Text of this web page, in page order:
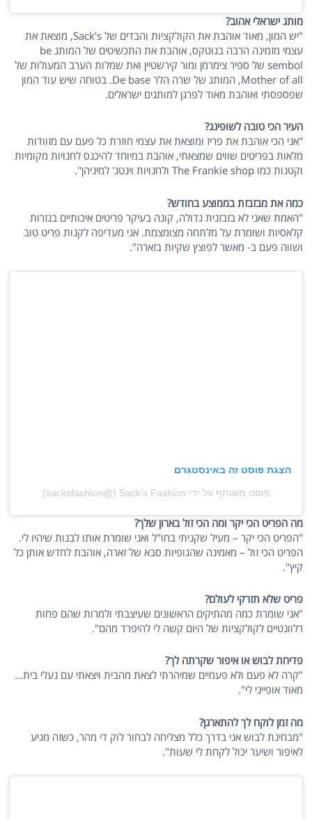
מותג ישראלי אהוב?
"יש המון, מאוד אוהבת את הקולקציות והבדים של Sack’s, מוצאת את
עצמי מזמינה הרבה בגוטקס, אוהבת את התכשיטים של המותג be
sembol של ספיר צימרמן ומור קירשטיין ואת שמלות הערב המעולות של
Mother of all, המותג של שרה הלר De base. בטוחה שיש עוד המון
שפספסתי ואוהבת מאוד לפרגן למותגים ישראלים.
העיר הכי טובה לשופינג?
"אני הכי אוהבת את פריז ומוצאת את עצמי חוזרת כל פעם עם מזוודות
מלאות בפריטים שווים שמצאתי, אוהבת במיוחד להיכנס לחנויות מקומיות
וקטנות כמו The Frankie shop ולחנויות וינטג' למיניהן".
כמה את מבזבזת בממוצע בחודש?
"האמת שאני לא בזבזנית גדולה, קונה בעיקר פריטים איכותיים בגזרות
קלאסיות ושומרת על מלתחה מצומצמת. אני מעדיפה לקנות פריט טוב
ושווה פעם ב- מאשר לפוצץ שקיות בזארה".
הצגת פוסט זה באינסטגרם
פוסט משותף על ידי ‏‎Sack’s Fashion‎‏ (@‏‎sacksfashion‎‏)
מה הפריט הכי יקר ומה הכי זול בארון שלך?
"הפריט הכי יקר – מעיל שקניתי בחו"ל ואני שומרת אותו לבנות שיהיו לי.
הפריט הכי זול – מאמינה שהגופיות סבא של זארה, אוהבת לחדש אותן כל
קיץ".
פריט שלא תזרקי לעולם?
"אני שומרת כמה מהתיקים הראשונים שעיצבתי ולמרות שהם פחות
רלוונטיים לקולקציות של היום קשה לי להיפרד מהם".
פדיחת לבוש או איפור שקרתה לך?
"קרה לא פעם ולא פעמיים שמיהרתי לצאת מהבית ויצאתי עם נעלי בית…
מאוד אופייני לי".
מה זמן לוקח לך להתארגן?
"מבחינת לבוש אני בדרך כלל מצליחה לבחור לוק די מהר, כשזה מגיע
לאיפור ושיער יכול לקחת לי שעות".